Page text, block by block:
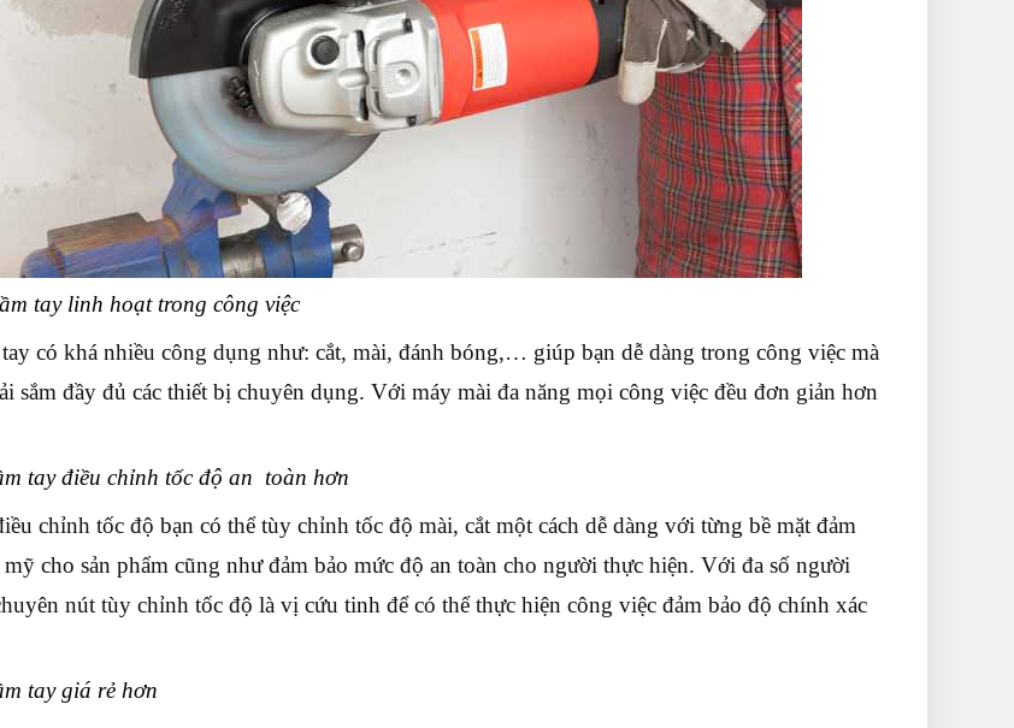
tay linh hoạt trong công việc
có khá nhiều công dụng như: cắt, mài, đánh bóng,… giúp bạn dễ dàng trong công việc mà
sắm đầy đủ các thiết bị chuyên dụng. Với máy mài đa năng mọi công việc đều đơn giản hơn
tay điều chỉnh tốc độ an toàn hơn
chỉnh tốc độ bạn có thể tùy chỉnh tốc độ mài, cắt một cách dễ dàng với từng bề mặt đảm
cho sản phẩm cũng như đảm bảo mức độ an toàn cho người thực hiện. Với đa số người
nút tùy chỉnh tốc độ là vị cứu tinh để có thể thực hiện công việc đảm bảo độ chính xác
tay giá rẻ hơn